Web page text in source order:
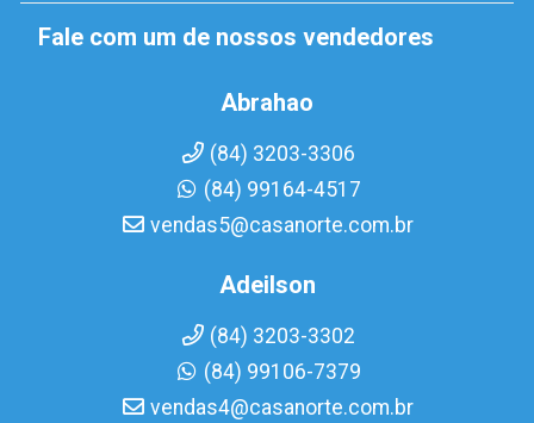
Fale com um de nossos vendedores
Abrahao
(84) 3203-3306
(84) 99164-4517
vendas5@casanorte.com.br
Adeilson
(84) 3203-3302
(84) 99106-7379
vendas4@casanorte.com.br